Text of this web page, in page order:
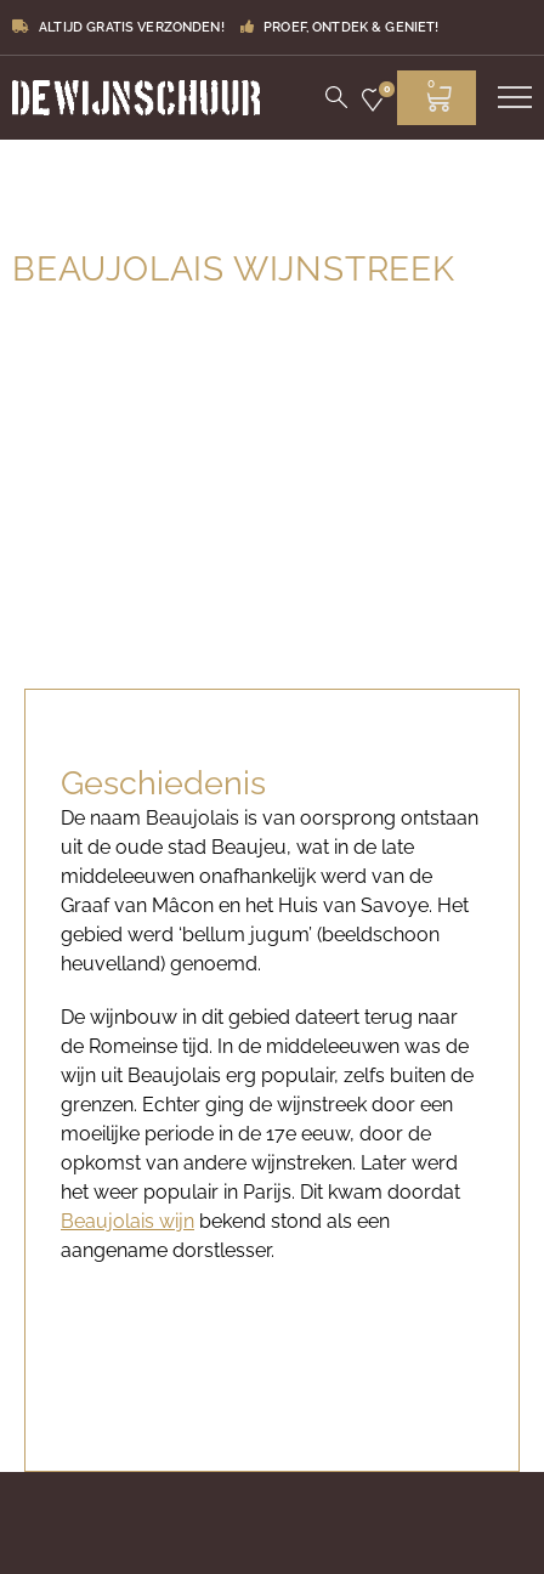
ALTIJD GRATIS VERZONDEN! PROEF, ONTDEK & GENIET!
0 0
BEAUJOLAIS WIJNSTREEK
Geschiedenis
De naam Beaujolais is van oorsprong ontstaan
uit de oude stad Beaujeu, wat in de late
middeleeuwen onafhankelijk werd van de
Graaf van Mâcon en het Huis van Savoye. Het
gebied werd ‘bellum jugum’ (beeldschoon
heuvelland) genoemd.
De wijnbouw in dit gebied dateert terug naar
de Romeinse tijd. In de middeleeuwen was de
wijn uit Beaujolais erg populair, zelfs buiten de
grenzen. Echter ging de wijnstreek door een
moeilijke periode in de 17e eeuw, door de
opkomst van andere wijnstreken. Later werd
het weer populair in Parijs. Dit kwam doordat
Beaujolais wijn bekend stond als een
aangename dorstlesser.